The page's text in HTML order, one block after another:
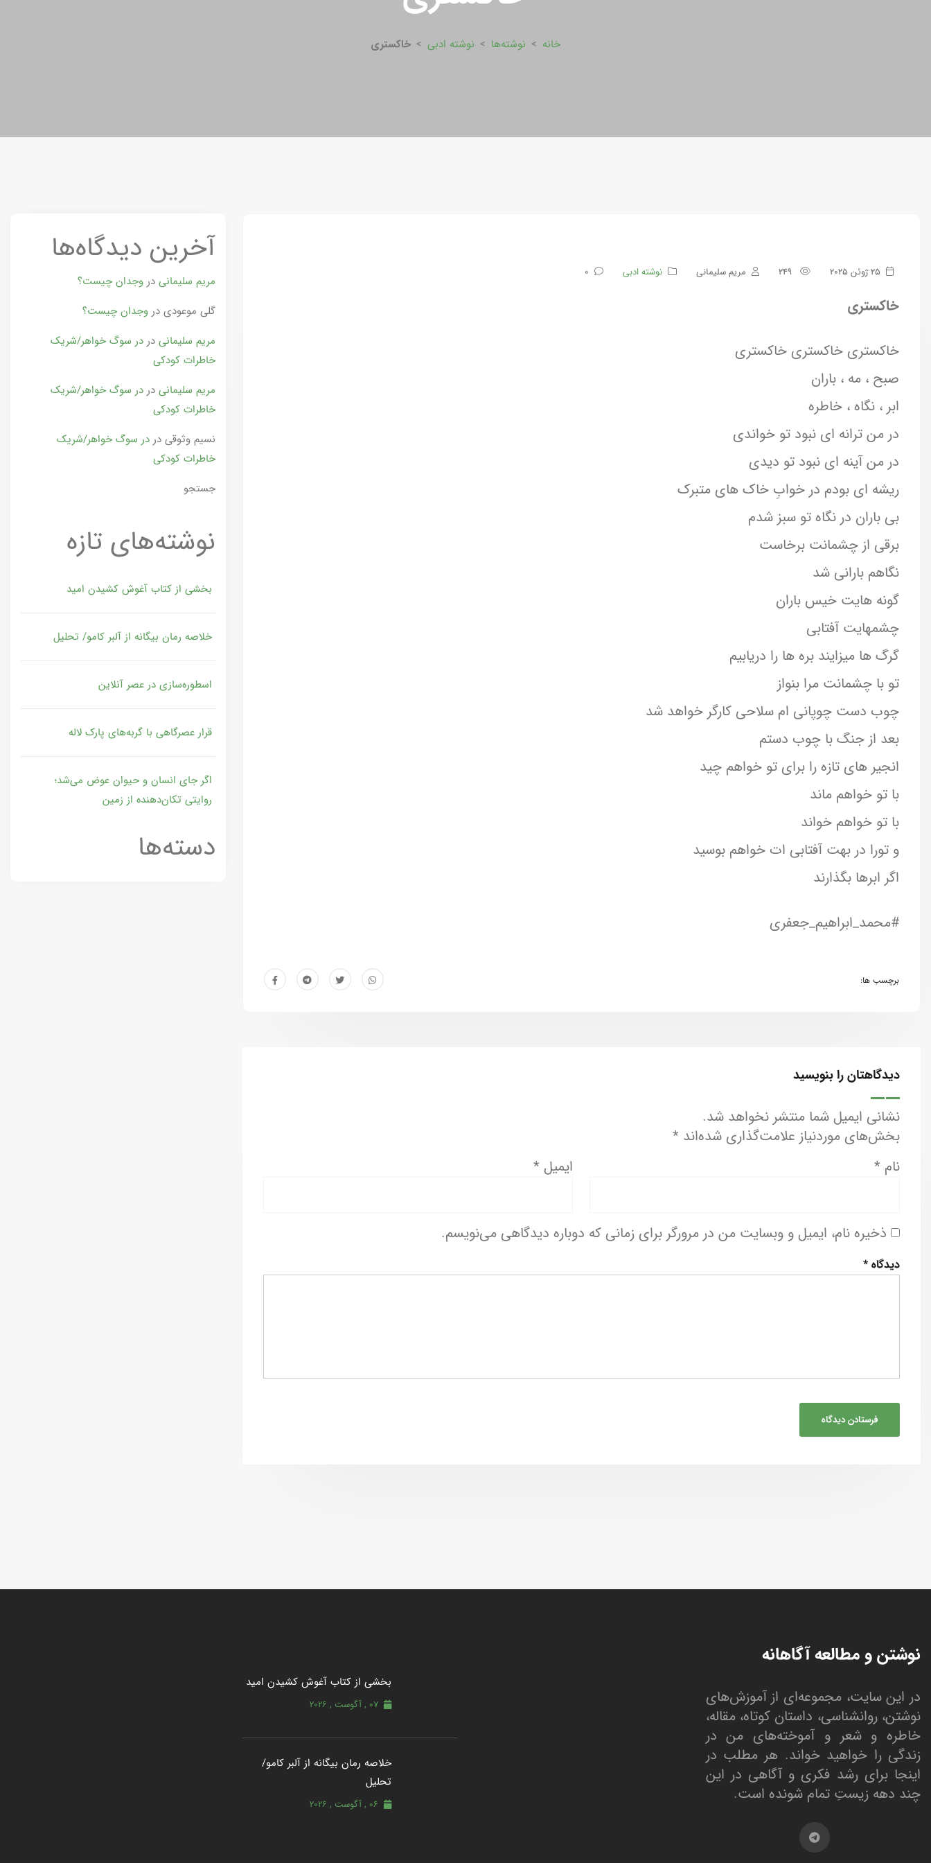
خانه > نوشته‌ها > نوشته ادبی > خاکستری
25 ژوئن 2025 مریم سلیمانی نوشته ادبی 0
خاکستری
خاکستری خاکستری خاکستری
صبح ، مه ، باران
ابر ، نگاه ، خاطره
در من ترانه ای نبود تو خواندی
در من آینه ای نبود تو دیدی
ریشه ای بودم در خوابِ خاک های متبرک
بی باران در نگاه تو سبز شدم
برقی از چشمانت برخاست
نگاهم بارانی شد
گونه هایت خیس باران
چشمهایت آفتابی
گرگ ها میزایند بره ها را دریابیم
تو با چشمانت مرا بنواز
چوب دست چوپانی ام سلاحی کارگر خواهد شد
بعد از جنگ با چوب دستم
انجیر های تازه را برای تو خواهم چید
با تو خواهم ماند
با تو خواهم خواند
و تورا در بهت آفتابی ات خواهم بوسید
اگر ابرها بگذارند
#محمد_ابراهیم_جعفری
برچسب ها:
دیدگاهتان را بنویسید
نشانی ایمیل شما منتشر نخواهد شد.
بخش‌های موردنیاز علامت‌گذاری شده‌اند *
نام * ایمیل *
ذخیره نام، ایمیل و وبسایت من در مرورگر برای زمانی که دوباره دیدگاهی می‌نویسم.
دیدگاه*
آخرین دیدگاه‌ها
مریم سلیمانی دروجدان چیست؟
گلی موعودی دروجدان چیست؟
مریم سلیمانی دردر سوگ خواهر/شریک
خاطرات کودکی
مریم سلیمانی دردر سوگ خواهر/شریک
خاطرات کودکی
نسیم وثوقی دردر سوگ خواهر/شریک
خاطرات کودکی
جستجو
نوشته‌های تازه
بخشی از کتاب آغوش کشیدن امید
خلاصه رمان بیگانه از آلبر کامو/ تحلیل
اسطوره‌سازی در عصر آنلاین
قرار عصرگاهی با گربه‌های پارک لاله
اگر جای انسان و حیوان عوض می‌شد؛
روایتی تکان‌دهنده از زمین
دسته‌ها
نوشتن و مطالعه آگاهانه
در این سایت، مجموعه‌ای از آموزش‌های
نوشتن، روانشناسی، داستان کوتاه، مقاله،
خاطره و شعر و آموخته‌های من در
زندگی را خواهید خواند. هر مطلب در
اینجا برای رشد فکری و آگاهی در این
چند دهه زیستِ تمام شونده است.
بخشی از کتاب آغوش کشیدن امید
07 , آگوست , 2026
خلاصه رمان بیگانه از آلبر کامو/
تحلیل
06 , آگوست , 2026